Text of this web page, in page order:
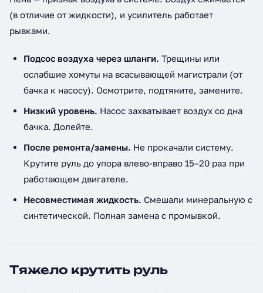
(в отличие от жидкости), и усилитель работает
рывками.
Подсос воздуха через шланги. Трещины или
ослабшие хомуты на всасывающей магистрали (от
бачка к насосу). Осмотрите, подтяните, замените.
Низкий уровень. Насос захватывает воздух со дна
бачка. Долейте.
После ремонта/замены. Не прокачали систему.
Крутите руль до упора влево-вправо 15–20 раз при
работающем двигателе.
Несовместимая жидкость. Смешали минеральную с
синтетической. Полная замена с промывкой.
Тяжело крутить руль